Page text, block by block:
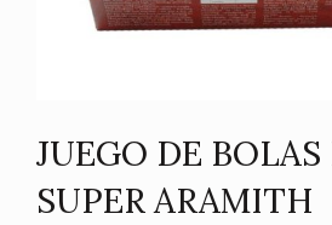
JUEGO DE BOLAS
SUPER ARAMITH